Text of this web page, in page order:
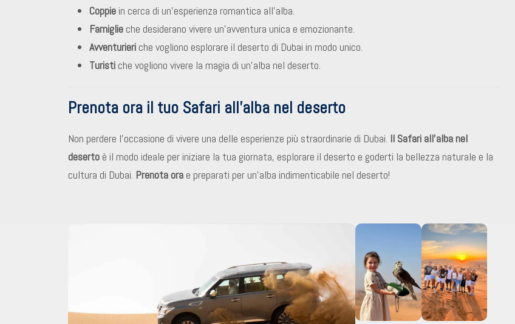
Coppie in cerca di un’esperienza romantica all’alba.
Famiglie che desiderano vivere un’avventura unica e emozionante.
Avventurieri che vogliono esplorare il deserto di Dubai in modo unico.
Turisti che vogliono vivere la magia di un’alba nel deserto.
Prenota ora il tuo Safari all’alba nel deserto
Non perdere l’occasione di vivere una delle esperienze più straordinarie di Dubai. Il Safari all’alba nel
deserto è il modo ideale per iniziare la tua giornata, esplorare il deserto e goderti la bellezza naturale e la
cultura di Dubai. Prenota ora e preparati per un’alba indimenticabile nel deserto!